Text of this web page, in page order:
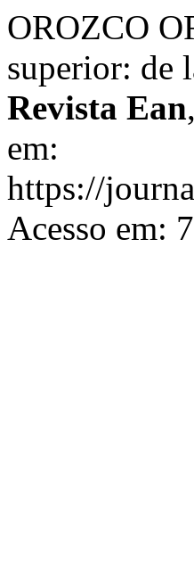
OROZCO
superior: de
Revista Ean,
em:
https://
Acesso em: